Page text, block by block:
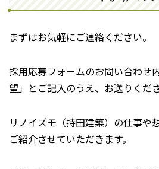
まずはお気軽にご連絡ください。
採用応募フォームのお問い合わせ
望」とご記入のうえ、お送りくださ
リノイズモ（持田建築）の仕事や
ご紹介させていただきます。